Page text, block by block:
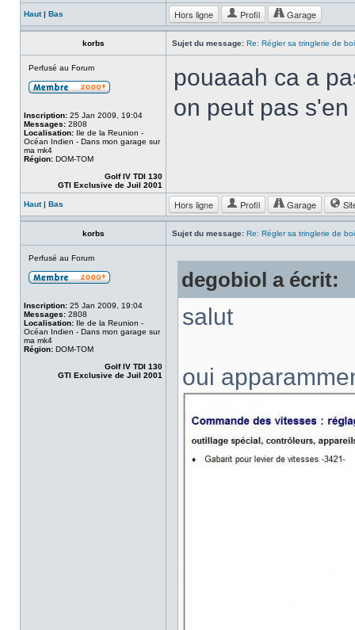
Haut| Bas Hors ligne Profil Garage
korbs Sujet du message: Re: Régler sa tringlerie de
Perfusé au Forum
Inscription: 25 Jan 2009, 19:04
Messages: 2808
Localisation: Ile de la Reunion -
Océan Indien - Dans mon garage sur
ma mk4
Région: DOM-TOM
Golf IV TDI 130
GTI Exclusive de Juil 2001
pouaaah ca a
on peut pas
Haut| Bas Hors ligne Profil Garage
korbs Sujet du message: Re: Régler sa tringlerie de
Perfusé au Forum
Inscription: 25 Jan 2009, 19:04
Messages: 2808
Localisation: Ile de la Reunion -
Océan Indien - Dans mon garage sur
ma mk4
Région: DOM-TOM
Golf IV TDI 130
GTI Exclusive de Juil 2001
degobiol a écrit:
salut
oui